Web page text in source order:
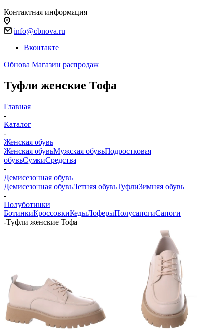
Контактная информация
info@obnova.ru
Вконтакте
Обнова Магазин распродаж
Туфли женские Тофа
Главная
-
Каталог
-
Женская обувь
Женская обувьМужская обувьПодростковая
обувьСумкиСредства
-
Демисезонная обувь
Демисезонная обувьЛетняя обувьТуфлиЗимняя обувь
-
Полуботинки
БотинкиКроссовкиКедыЛоферыПолусапогиСапоги
-Туфли женские Тофа